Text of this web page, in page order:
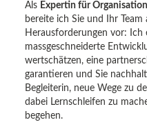
Als Expertin für
bereite ich Sie und Ihr Team
Herausforderungen vor: Ich
massgeschneiderte
wertschätzen, eine
garantieren und Sie
Begleiterin, neue Wege zu
dabei Lernschleifen zu
begehen.